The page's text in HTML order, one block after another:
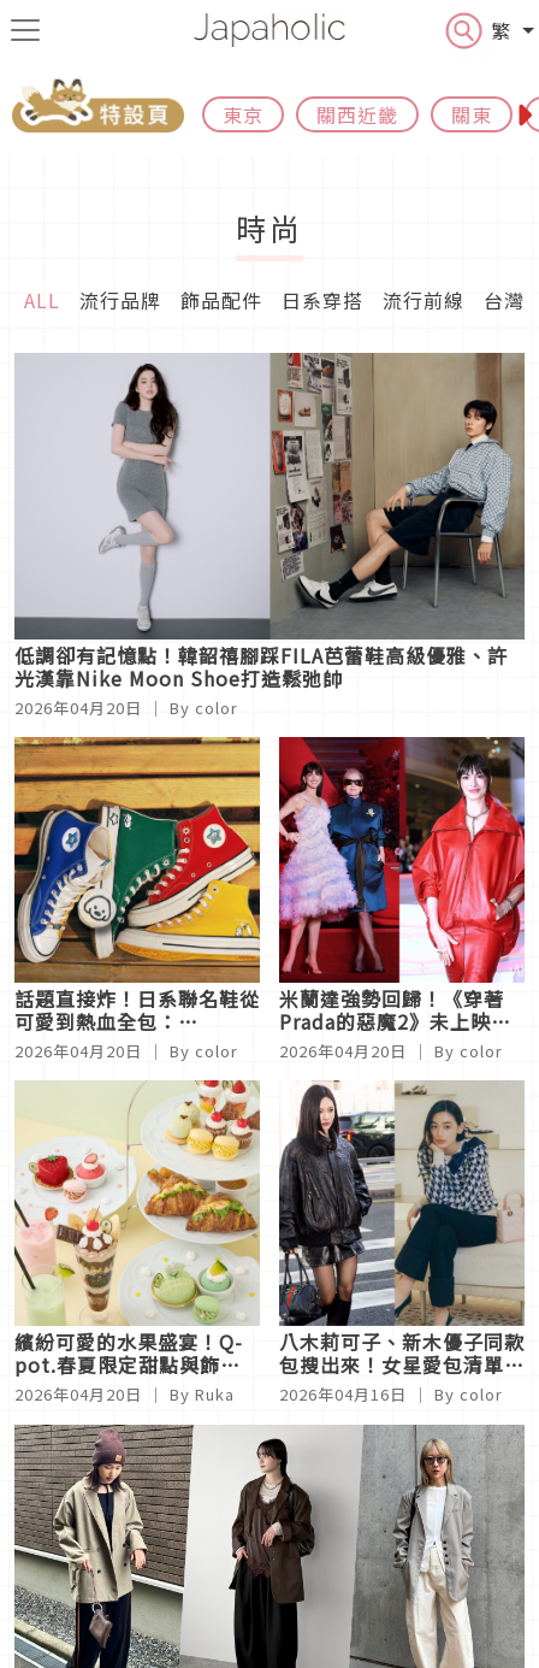
繁
東京 關西近畿 關東
時尚
ALL 流行品牌 飾品配件 日系穿搭 流行前線 台灣
低調卻有記憶點！韓韶禧腳踩FILA芭蕾鞋高級優雅、許
光漢靠Nike Moon Shoe打造鬆弛帥
2026年04月20日 ｜ By color
話題直接炸！日系聯名鞋從
可愛到熱血全包：
CONVERSE萌寵感爆棚、
CROCS ×航海王尋寶戰靴
必收
2026年04月20日 ｜ By color
米蘭達強勢回歸！《穿著
Prada的惡魔2》未上映先
洗版，梅莉史翠普VS安海
瑟薇、時尚造型對決太精彩
2026年04月20日 ｜ By color
繽紛可愛的水果盛宴！Q-
pot.春夏限定甜點與飾品
同步登場
2026年04月20日 ｜ By Ruka
八木莉可子、新木優子同款
包搜出來！女星愛包清單曝
光、Karina這顆低調又高
級
2026年04月16日 ｜ By color